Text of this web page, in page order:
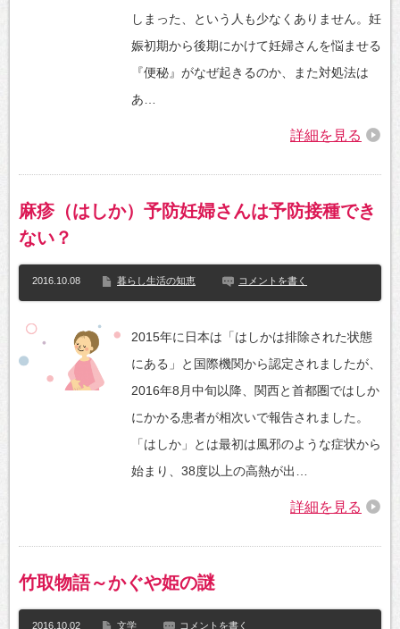
しまった、という人も少なくありません。妊
娠初期から後期にかけて妊婦さんを悩ませる
『便秘』がなぜ起きるのか、また対処法は
あ…
詳細を見る
麻疹（はしか）予防妊婦さんは予防接種でき
ない？
2016.10.08 暮らし生活の知恵 コメントを書く
2015年に日本は「はしかは排除された状態
にある」と国際機関から認定されましたが、
2016年8月中旬以降、関西と首都圏ではしか
にかかる患者が相次いで報告されました。
「はしか」とは最初は風邪のような症状から
始まり、38度以上の高熱が出…
詳細を見る
竹取物語～かぐや姫の謎
2016.10.02 文学 コメントを書く